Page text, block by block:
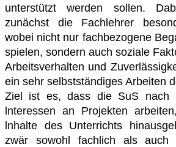
unterstützt werden sollen.
zunächst die Fachlehrer
wobei nicht nur fachbezogene
spielen, sondern auch soziale
Arbeitsverhalten und
ein sehr selbstständiges Arbeiten
Ziel ist es, dass die SuS nach
lnteressen an Projekten
lnhalte des Unterrichts
zwär sowohl fachlich als